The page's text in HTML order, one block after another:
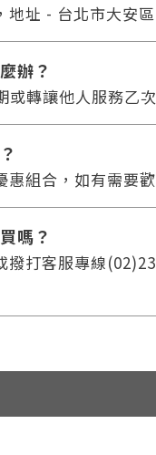
您將收
地址 - 台北市大安
辦？
轉讓他人服務乙
？
組合，如有需要
嗎？
撥打客服專線